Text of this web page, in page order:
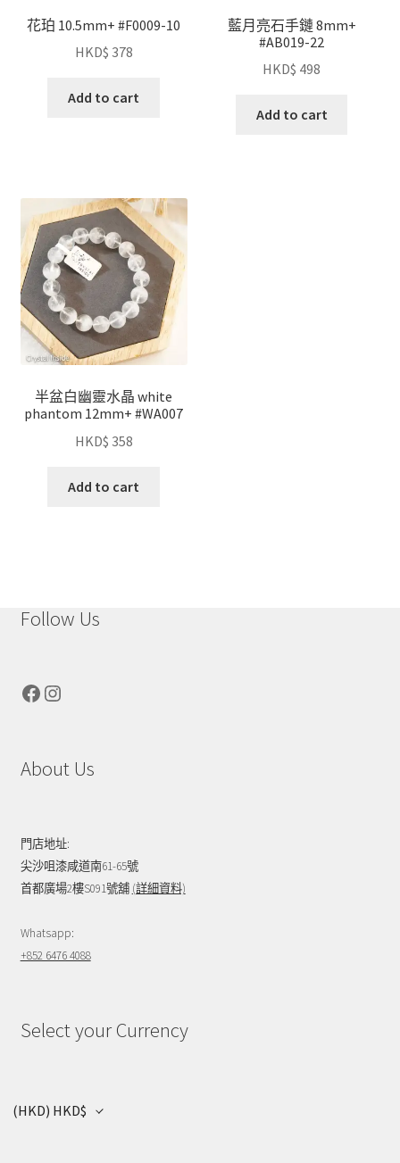
花珀 10.5mm+ #F0009-10
HKD$ 378
Add to cart
藍月亮石手鏈 8mm+
#AB019-22
HKD$ 498
Add to cart
半盆白幽靈水晶 white
phantom 12mm+ #WA007
HKD$ 358
Add to cart
Follow Us
Facebook
Instagram
About Us
門店地址:
尖沙咀漆咸道南61-65號
首都廣場2樓S091號舖 (詳細資料)
Whatsapp:
+852 6476 4088
Select your Currency
(HKD) HKD$